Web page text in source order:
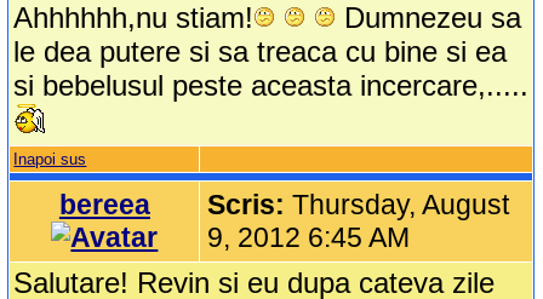
Ahhhhhh,nu stiam!
Dumnezeu sa
le dea putere si sa treaca cu bine si ea
si bebelusul peste aceasta incercare,.....
Inapoi sus
bereea Scris:Thursday, August
9, 2012 6:45 AM
Salutare! Revin si eu dupa cateva zile